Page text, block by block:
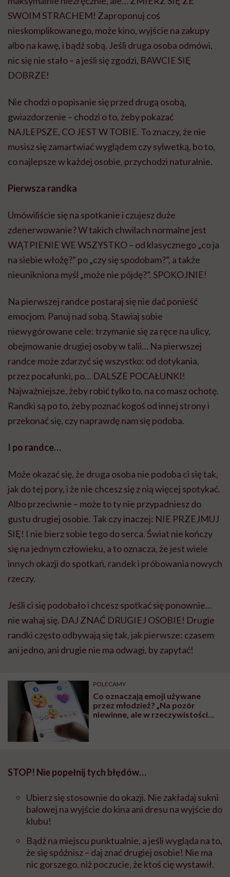
SWOIM STRACHEM! Zaproponuj coś
nieskomplikowanego, może kino, wyjście na zakupy
albo na kawę, i bądź sobą. Jeśli druga osoba odmówi,
nic się nie stało – a jeśli się zgodzi, BAWCIE SIĘ
DOBRZE!
Nie chodzi o popisanie się przed drugą osobą,
gwiazdorzenie – chodzi o to, żeby pokazać
NAJLEPSZE, CO JEST W TOBIE. To znaczy, że nie
musisz się zamartwiać wyglądem czy sylwetką, bo to,
co najlepsze w każdej osobie, przychodzi naturalnie.
Pierwsza randka
Umówiliście się na spotkanie i czujesz duże
zdenerwowanie? W takich chwilach normalne jest
WĄTPIENIE WE WSZYSTKO – od klasycznego „co ja
na siebie włożę?” po „czy się spodobam?”, a także
nieunikniona myśl „może nie pójdę?”. SPOKOJNIE!
Na pierwszej randce postaraj się nie dać ponieść
emocjom. Panuj nad sobą. Stawiaj sobie
niewygórowane cele: trzymanie się za ręce na ulicy,
obejmowanie drugiej osoby w talii… Na pierwszej
randce może zdarzyć się wszystko: od dotykania,
przez pocałunki, po… DALSZE POCAŁUNKI!
Najważniejsze, żeby robić tylko to, na co masz ochotę.
Randki są po to, żeby poznać kogoś od innej strony i
przekonać się, czy naprawdę nam się podoba.
I po randce…
Może okazać się, że druga osoba nie podoba ci się tak,
jak do tej pory, i że nie chcesz się z nią więcej spotykać.
Albo przeciwnie – może to ty nie przypadniesz do
gustu drugiej osobie. Tak czy inaczej: NIE PRZEJMUJ
SIĘ! I nie bierz sobie tego do serca. Świat nie kończy
się na jednym człowieku, a to oznacza, że jest wiele
innych okazji do spotkań, randek i próbowania nowych
rzeczy.
Jeśli ci się podobało i chcesz spotkać się ponownie…
nie wahaj się. DAJ ZNAĆ DRUGIEJ OSOBIE! Drugie
randki często odbywają się tak, jak pierwsze: czasem
ani jedno, ani drugie nie ma odwagi, by zapytać!
POLECAMY
Co oznaczają emoji używane
przez młodzież? „Na pozór
niewinne, ale w rzeczywistości
STOP! Nie popełnij tych błędów…
Ubierz się stosownie do okazji. Nie zakładaj sukni
balowej na wyjście do kina ani dresu na wyjście do
klubu!
Bądź na miejscu punktualnie, a jeśli wygląda na to,
że się spóźnisz – daj znać drugiej osobie! Nie ma
nic gorszego, niż poczucie, że ktoś cię wystawił.